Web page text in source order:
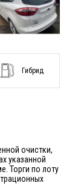
Гибрид
очистки,
указанной
Торги по лоту